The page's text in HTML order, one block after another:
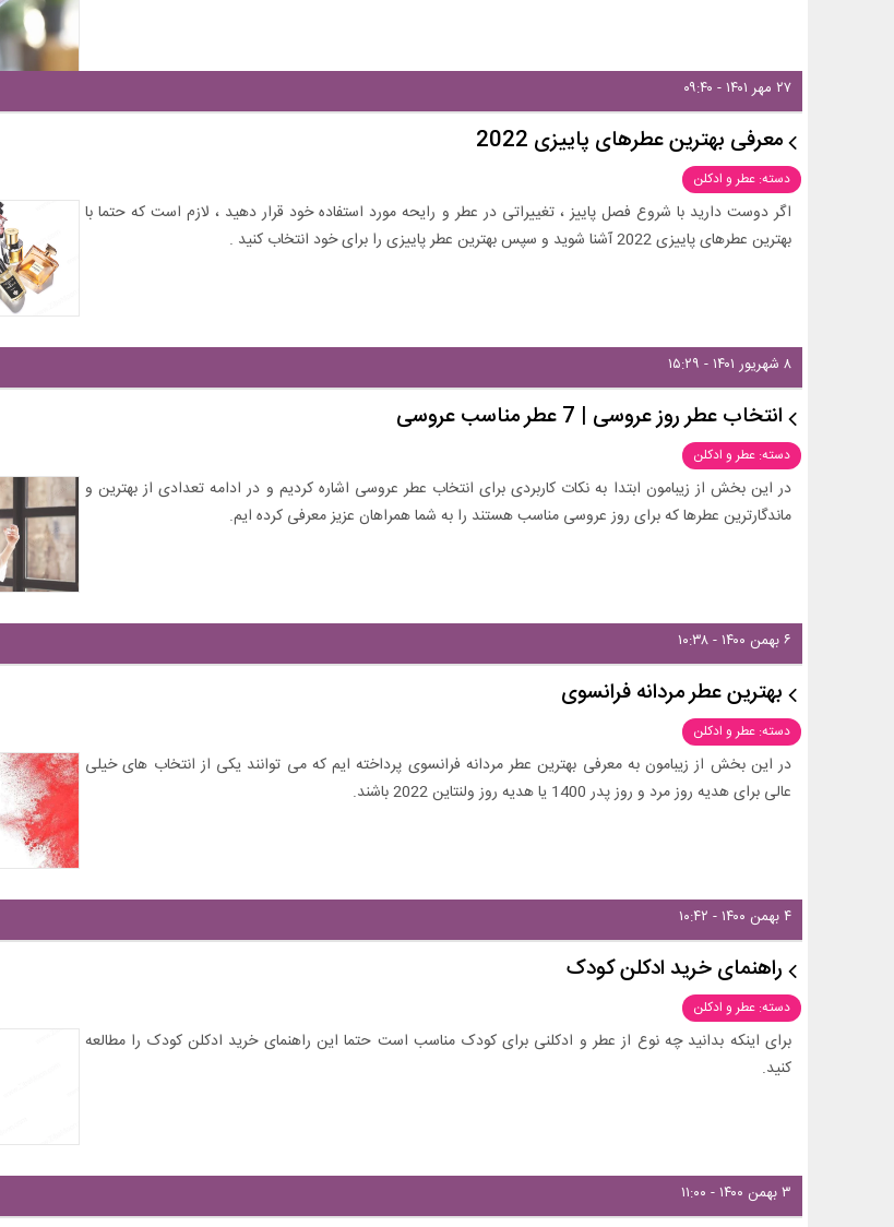
۲۷ مهر ۱۴۰۱ - ۰۹:۴۰
معرفی بهترین عطرهای پاییزی 2022
دسته: عطر و ادکلن
اگر دوست دارید با شروع فصل پاییز ، تغییراتی در عطر و رایحه مورد استفاده خود قرار دهید ، لازم است که حتما با
بهترین عطرهای پاییزی 2022 آشنا شوید و سپس بهترین عطر پاییزی را برای خود انتخاب کنید .
۸ شهریور ۱۴۰۱ - ۱۵:۲۹
انتخاب عطر روز عروسی | 7 عطر مناسب عروسی
دسته: عطر و ادکلن
در این بخش از زیبامون ابتدا به نکات کاربردی برای انتخاب عطر عروسی اشاره کردیم و در ادامه تعدادی از بهترین و
ماندگارترین عطرها که برای روز عروسی مناسب هستند را به شما همراهان عزیز معرفی کرده ایم.
۶ بهمن ۱۴۰۰ - ۱۰:۳۸
بهترین عطر مردانه فرانسوی
دسته: عطر و ادکلن
در این بخش از زیبامون به معرفی بهترین عطر مردانه فرانسوی پرداخته ایم که می توانند یکی از انتخاب های خیلی
عالی برای هدیه روز مرد و روز پدر 1400 یا هدیه روز ولنتاین 2022 باشند.
۴ بهمن ۱۴۰۰ - ۱۰:۴۲
راهنمای خرید ادکلن کودک
دسته: عطر و ادکلن
برای اینکه بدانید چه نوع از عطر و ادکلنی برای کودک مناسب است حتما این راهنمای خرید ادکلن کودک را مطالعه
کنید.
۳ بهمن ۱۴۰۰ - ۱۱:۰۰